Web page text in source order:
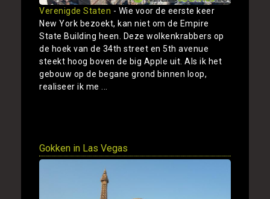
Verenigde Staten - Wie voor de eerste keer
New York bezoekt, kan niet om de Empire
State Building heen. Deze wolkenkrabbers op
de hoek van de 34th street en 5th avenue
steekt hoog boven de big Apple uit. Als ik het
gebouw op de begane grond binnen loop,
realiseer ik me ...
Gokken in Las Vegas